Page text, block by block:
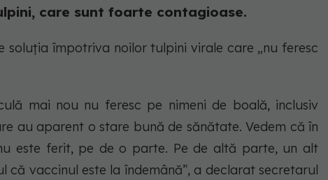
care sunt foarte contagioase.
soluția împotriva noilor tulpini virale care „nu feresc
mai nou nu feresc pe nimeni de boală, inclusiv
au aparent o stare bună de sănătate. Vedem că în
este ferit, pe de o parte. Pe de altă parte, un alt
vaccinul este la îndemână”, a declarat secretarul